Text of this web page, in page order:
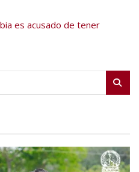
es acusado de tener